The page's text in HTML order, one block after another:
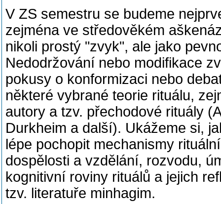
V ZS semestru se budeme
zejména ve středověkém
nikoli prostý "zvyk", ale jako
Nedodržování nebo modifikace
pokusy o konformizaci nebo
některé vybrané teorie rituálu,
autory a tzv. přechodové rituály
Durkheim a další). Ukážeme si,
lépe pochopit mechanismy
dospělosti a vzdělání, rozvodu,
kognitivní roviny rituálů a jejich
tzv. literatuře minhagim.